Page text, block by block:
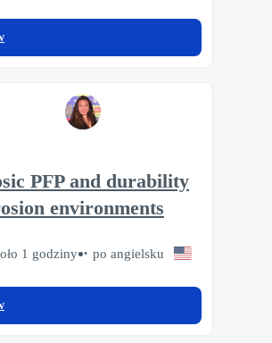
PFP and durability
environments
1 godziny po angielsku